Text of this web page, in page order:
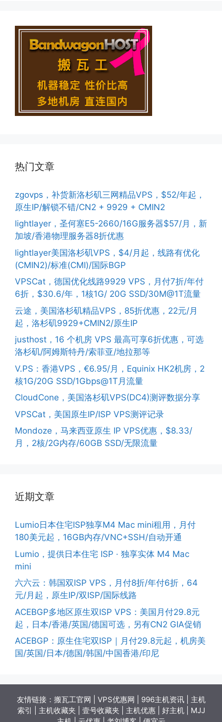
热门文章
zgovps，补货新洛杉矶三网精品VPS，$52/年起，
原生IP/解锁不错/CN2 + 9929 + CMIN2
lightlayer，圣何塞E5-2660/16G服务器$57/月，新
加坡/香港物理服务器8折优惠
lightlayer美国洛杉矶VPS，$4/月起，线路有优化
(CMIN2)/标准(CMI)/国际BGP
VPSCat，德国优化线路9929 VPS，月付7折/年付
6折，$30.6/年，1核1G/ 20G SSD/30M@1T流量
云途，美国洛杉矶精品VPS，85折优惠，22元/月
起，洛杉矶9929+CMIN2/原生IP
justhost，16 个机房 VPS 最高可享6折优惠，可选
洛杉矶/阿姆斯特丹/索菲亚/地拉那等
V.PS：香港VPS，€6.95/月，Equinix HK2机房，2
核1G/20G SSD/1Gbps@1T月流量
CloudCone，美国洛杉矶VPS(DC4)测评数据分享
VPSCat，美国原生IP/ISP VPS测评记录
Mondoze，马来西亚原生 IP VPS优惠，$8.33/
月，2核/2G内存/60GB SSD/无限流量
近期文章
Lumio日本住宅ISP独享M4 Mac mini租用，月付
180美元起，16GB内存/VNC+SSH/自动开通
Lumio，提供日本住宅 ISP · 独享实体 M4 Mac
mini
六六云：韩国双ISP VPS，月付8折/年付6折，64
元/月起，原生IP/双ISP/国际线路
ACEBGP多地区原生双ISP VPS：美国月付29.8元
起，日本/香港/英国/德国可选，另有CN2 GIA促销
ACEBGP：原生住宅双ISP｜月付29.8元起，机房美
国/英国/日本/德国/韩国/中国香港/印尼
友情链接： 搬瓦工官网 VPS优惠网 996主机资讯| 主机
索引
主机收藏夹 壹号收藏夹 主机优惠| 好主机| MJJ